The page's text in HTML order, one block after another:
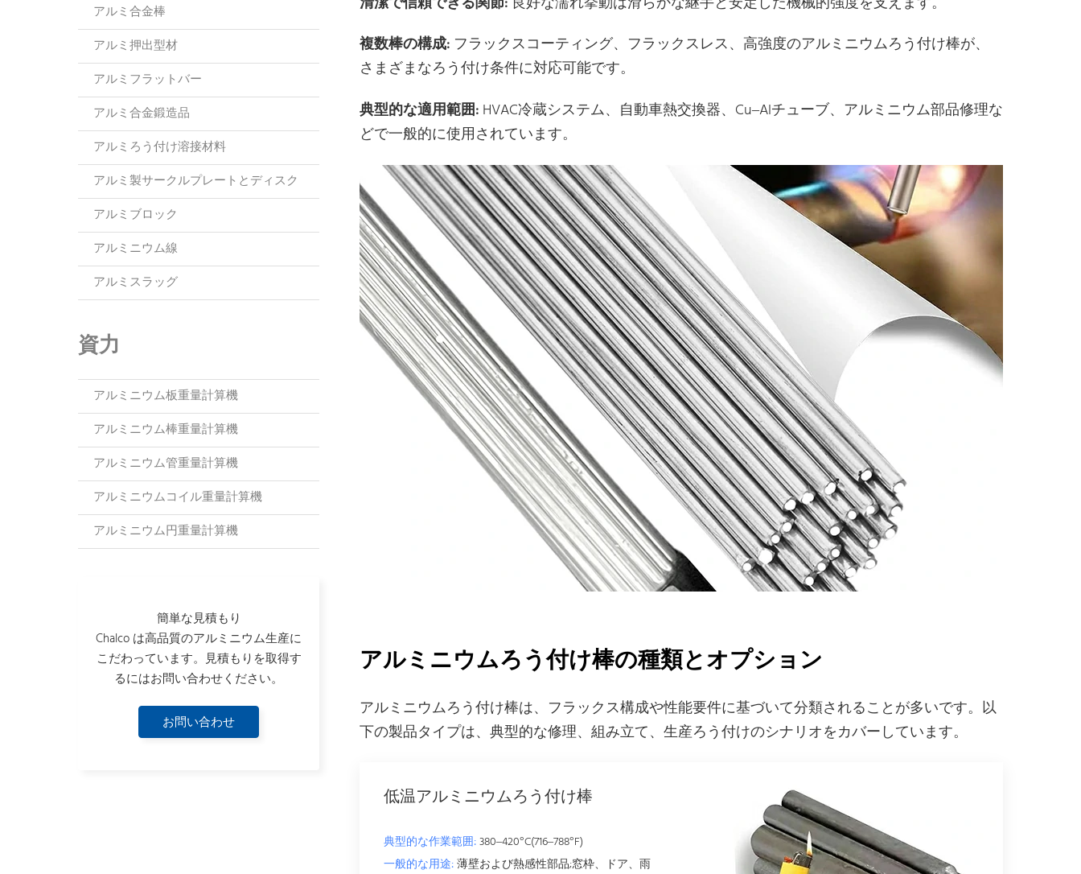
アルミ合金棒
アルミ押出型材
アルミフラットバー
アルミ合金鍛造品
アルミろう付け溶接材料
アルミ製サークルプレートとディスク
アルミブロック
アルミニウム線
アルミスラッグ
資力
アルミニウム板重量計算機
アルミニウム棒重量計算機
アルミニウム管重量計算機
アルミニウムコイル重量計算機
アルミニウム円重量計算機
簡単な見積もり
Chalco は高品質のアルミニウム生産に
こだわっています。見積もりを取得す
るにはお問い合わせください。
お問い合わせ
複数棒の構成: フラックスコーティング、フラックスレス、高強度のアルミニウムろう付け棒が、
さまざまなろう付け条件に対応可能です。
典型的な適用範囲: HVAC冷蔵システム、自動車熱交換器、Cu–Alチューブ、アルミニウム部品修理な
どで一般的に使用されています。
アルミニウムろう付け棒の種類とオプション
アルミニウムろう付け棒は、フラックス構成や性能要件に基づいて分類されることが多いです。以
下の製品タイプは、典型的な修理、組み立て、生産ろう付けのシナリオをカバーしています。
低温アルミニウムろう付け棒
典型的な作業範囲:380–420°C(716–788°F)
一般的な用途:薄壁および熱感性部品;窓枠、ドア、雨